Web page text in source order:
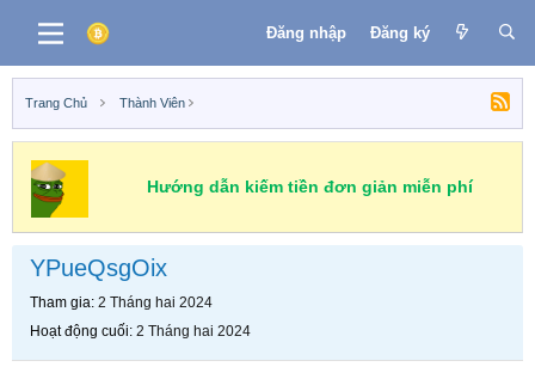
Đăng nhập Đăng ký
Trang Chủ Thành Viên
Hướng dẫn kiếm tiền đơn giản miễn phí
YPueQsgOix
Tham gia 2 Tháng hai 2024
Hoạt động cuối 2 Tháng hai 2024